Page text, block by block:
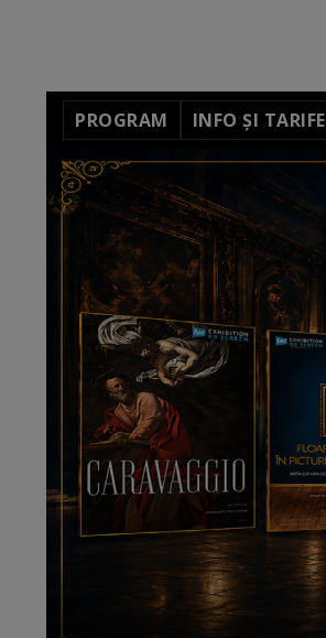
PROGRAM INFO ȘI TARIFE